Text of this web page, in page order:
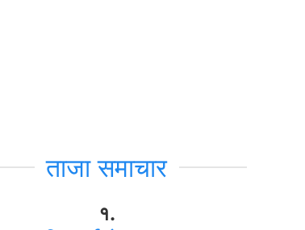
ताजा समाचार
१.